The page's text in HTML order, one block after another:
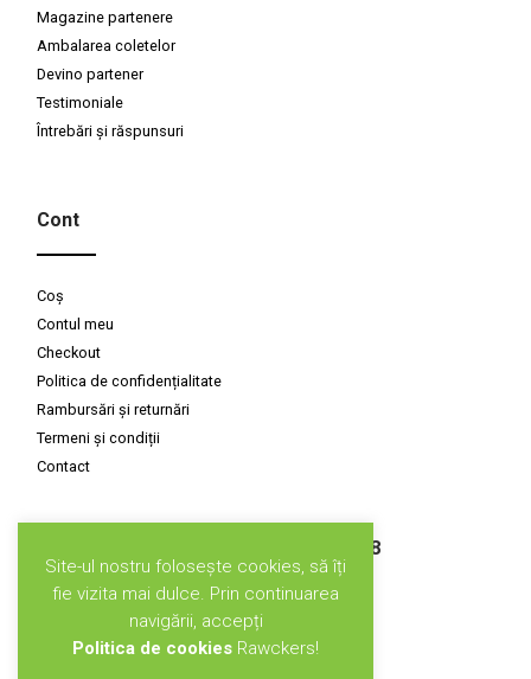
Magazine partenere
Ambalarea coletelor
Devino partener
Testimoniale
Întrebări și răspunsuri
Cont
Coș
Contul meu
Checkout
Politica de confidențialitate
Rambursări și returnări
Termeni și condiții
Contact
Susținuți de CLIMATE-KIC GRANT, 2018
Site-ul nostru folosește cookies, să îți
fie vizita mai dulce. Prin continuarea
navigării, accepți
Politica de cookies Rawckers!